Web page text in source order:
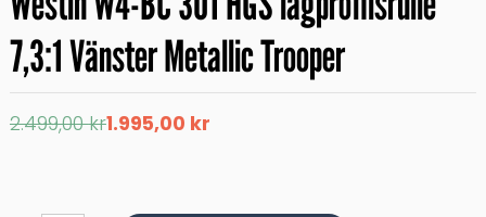
7,3:1 Vänster Metallic Trooper
2.499,00kr
Det
ursprungliga
1.995,00 kr
Det
nuvarande